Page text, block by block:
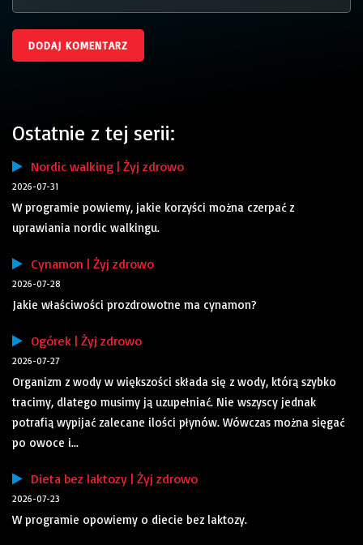
Ostatnie z tej serii:
Nordic walking | Żyj zdrowo
2026-07-31
W programie powiemy, jakie korzyści można czerpać z
uprawiania nordic walkingu.
Cynamon | Żyj zdrowo
2026-07-28
Jakie właściwości prozdrowotne ma cynamon?
Ogórek | Żyj zdrowo
2026-07-27
Organizm z wody w większości składa się z wody, którą szybko
tracimy, dlatego musimy ją uzupełniać. Nie wszyscy jednak
potrafią wypijać zalecane ilości płynów. Wówczas można sięgać
po owoce i...
Dieta bez laktozy | Żyj zdrowo
2026-07-23
W programie opowiemy o diecie bez laktozy.